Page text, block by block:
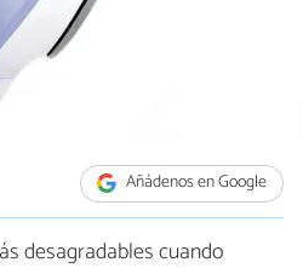
Añádenos en Google
desagradables cuando